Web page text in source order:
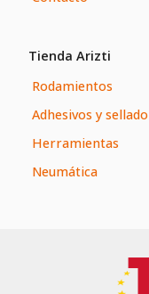
Tienda Arizti
Rodamientos
Adhesivos y
Herramientas
Neumática